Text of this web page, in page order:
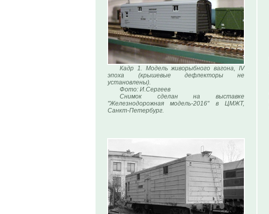
Кадр 1. Модель живорыбного вагона, IV
эпоха (крышевые дефлекторы не
установлены).
Фото: И.Сергеев
Снимок сделан на выставке
"Железнодорожная модель-2016" в ЦМЖТ,
Санкт-Петербург.